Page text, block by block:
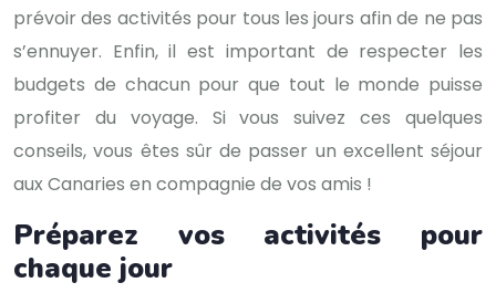
prévoir des activités pour tous les jours afin de ne pas
s’ennuyer. Enfin, il est important de respecter les
budgets de chacun pour que tout le monde puisse
profiter du voyage. Si vous suivez ces quelques
conseils, vous êtes sûr de passer un excellent séjour
aux Canaries en compagnie de vos amis !
Préparez vos activités pour
chaque jour